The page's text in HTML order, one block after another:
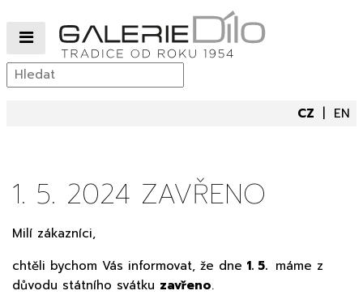
CZ EN
1. 5. 2024 ZAVŘENO
Milí zákazníci,
chtěli bychom Vás informovat, že dne 1. 5. máme z
důvodu státního svátku zavřeno.